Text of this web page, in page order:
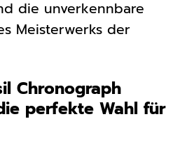
die unverkennbare
Meisterwerks der
Chronograph
perfekte Wahl für